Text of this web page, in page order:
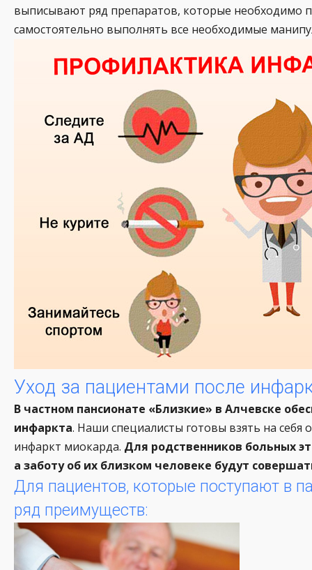
выписывают ряд препаратов, которые необходимо
самостоятельно выполнять все необходимые
Уход за пациентами после
В частном пансионате «Близкие» в Алчевске
инфаркта. Наши специалисты готовы взять на себя
инфаркт миокарда. Для родственников больных
а заботу об их близком человеке будут
Для пациентов, которые поступают в
ряд преимуществ: